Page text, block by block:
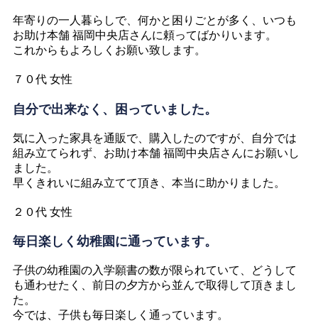
年寄りの一人暮らしで、何かと困りごとが多く、いつも
お助け本舗 福岡中央店さんに頼ってばかりいます。
これからもよろしくお願い致します。
７０代 女性
自分で出来なく、困っていました。
気に入った家具を通販で、購入したのですが、自分では
組み立てられず、お助け本舗 福岡中央店さんにお願いし
ました。
早くきれいに組み立てて頂き、本当に助かりました。
２０代 女性
毎日楽しく幼稚園に通っています。
子供の幼稚園の入学願書の数が限られていて、どうして
も通わせたく、前日の夕方から並んで取得して頂きまし
た。
今では、子供も毎日楽しく通っています。